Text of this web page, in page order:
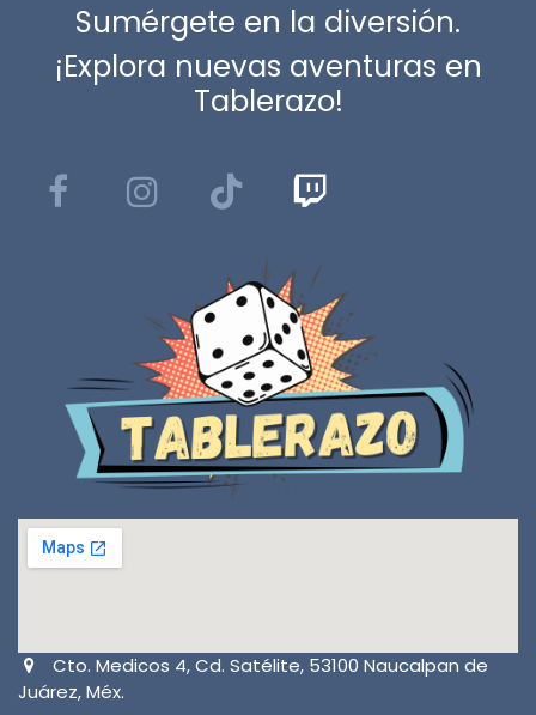
Sumérgete en la diversión.
¡Explora nuevas aventuras en
Tablerazo!
Cto. Medicos 4, Cd. Satélite, 53100 Naucalpan de
Juárez, Méx.